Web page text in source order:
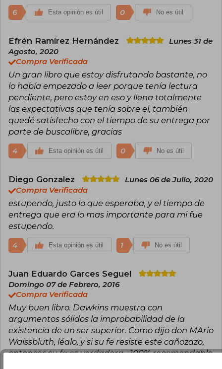
6 Esta opinión es útil 0 No es útil
Efrén Ramírez Hernández
Lunes 31 de
Agosto, 2020
Compra Verificada
Un gran libro que estoy disfrutando bastante, no
lo había empezado a leer porque tenía lectura
pendiente, pero estoy en eso y llena totalmente
las expectativas que tenía sobre el, también
quedé satisfecho con el tiempo de su entrega por
parte de buscalibre, gracias
4 Esta opinión es útil 0 No es útil
Diego Gonzalez
Lunes 06 de Julio, 2020
Compra Verificada
estupendo, justo lo que esperaba, y el tiempo de
entrega que era lo mas importante para mi fue
estupendo.
4 Esta opinión es útil 1 No es útil
Juan Eduardo Garces Seguel
Domingo 07 de Febrero, 2016
Compra Verificada
Muy buen libro. Dawkins muestra con
argumentos sólidos la improbabilidad de la
existencia de un ser superior. Como dijo don MArio
Waissbluth, léalo, y si su fe resiste este cañozazo,
entonces su fe es verdadera... 100% recomendable